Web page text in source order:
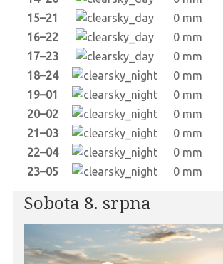
15–21
0 mm
16–22
0 mm
17–23
0 mm
18–24
0 mm
19–01
0 mm
20–02
0 mm
21–03
0 mm
22–04
0 mm
23–05
0 mm
Sobota 8. srpna